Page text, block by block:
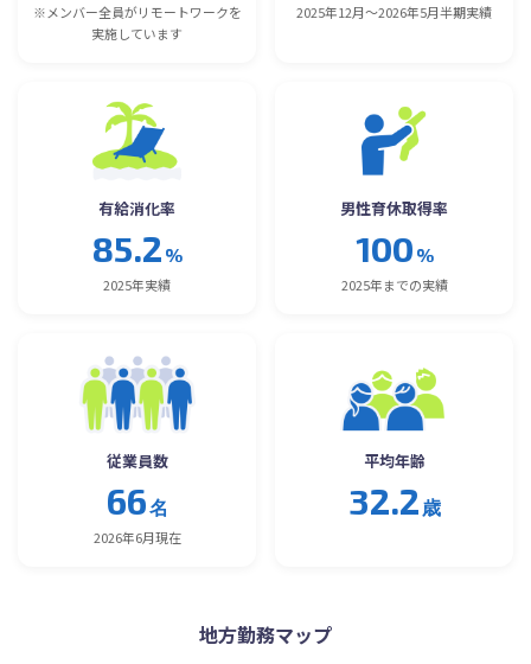
※メンバー全員がリモートワークを
実施しています
2025年12月～2026年5月半期実績
有給消化率
85.2 %
2025年実績
男性育休取得率
100 %
2025年までの実績
従業員数
66名
2026年6月現在
平均年齢
32.2 歳
地方勤務マップ